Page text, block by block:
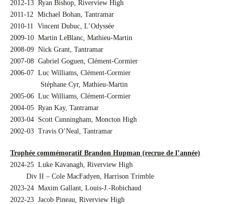
2012-13 Ryan Bishop, Riverview High
2011-12 Michael Bohan, Tantramar
2010-11 Vincent Dubuc, L’Odyssée
2009-10 Martin LeBlanc, Mathieu-Martin
2008-09 Nick Grant, Tantramar
2007-08 Gabriel Goguen, Clément-Cormier
2006-07 Luc Williams, Clément-Cormier
Stéphane Cyr, Mathieu-Martin
2005-06 Luc Williams, Clément-Cormier
2004-05 Ryan Kay, Tantramar
2003-04 Scott Cunningham, Moncton High
2002-03 Travis O’Neal, Tantramar
Trophée commémoratif Brandon Hupman (recrue de l’année)
2024-25 Luke Kavanagh, Riverview High
Div II – Cole MacFadyen, Harrison Trimble
2023-24 Maxim Gallant, Louis-J.-Robichaud
2022-23 Jacob Pineau, Riverview High